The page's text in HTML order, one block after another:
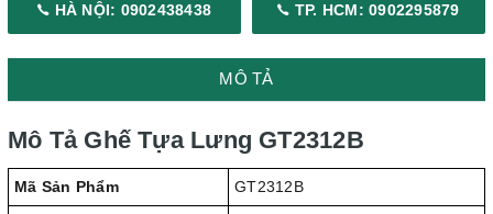
HÀ NỘI: 0902438438 TP. HCM: 0902295879
MÔ TẢ
Mô Tả Ghế Tựa Lưng GT2312B
Mã Sản Phẩm GT2312B